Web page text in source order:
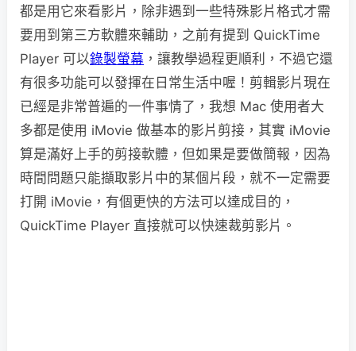
都是用它來看影片，除非遇到一些特殊影片格式才需
要用到第三方軟體來輔助，之前有提到 QuickTime
Player 可以錄製螢幕 ，讓教學過程更順利，不過它還
有很多功能可以發揮在日常生活中喔！剪輯影片現在
已經是非常普遍的一件事情了，我想 Mac 使用者大
多都是使用 iMovie 做基本的影片剪接，其實 iMovie
算是滿好上手的剪接軟體，但如果是要做簡報，因為
時間問題只能擷取影片中的某個片段，就不一定需要
打開 iMovie，有個更快的方法可以達成目的，
QuickTime Player 直接就可以快速裁剪影片。